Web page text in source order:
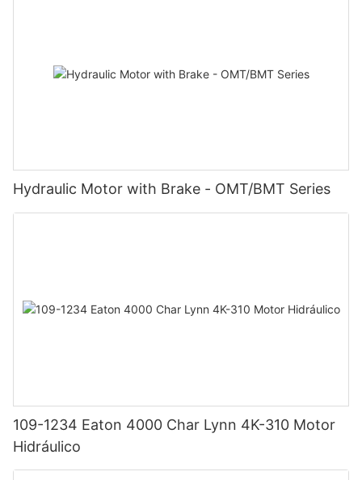
Hydraulic Motor with Brake - OMT/BMT Series
109-1234 Eaton 4000 Char Lynn 4K-310 Motor
Hidráulico